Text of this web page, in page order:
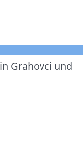
Grahovci und